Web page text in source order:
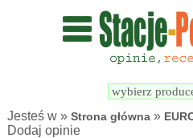
Jesteś w »Strona główna »
Dodaj opinie